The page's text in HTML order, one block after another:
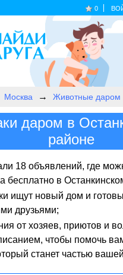
0
Москва Животные даром
даром в
районе
18 объявлений, где
бесплатно в
ищут новый дом и
друзьями;
от хозяев, приютов и
чтобы помочь
станет частью